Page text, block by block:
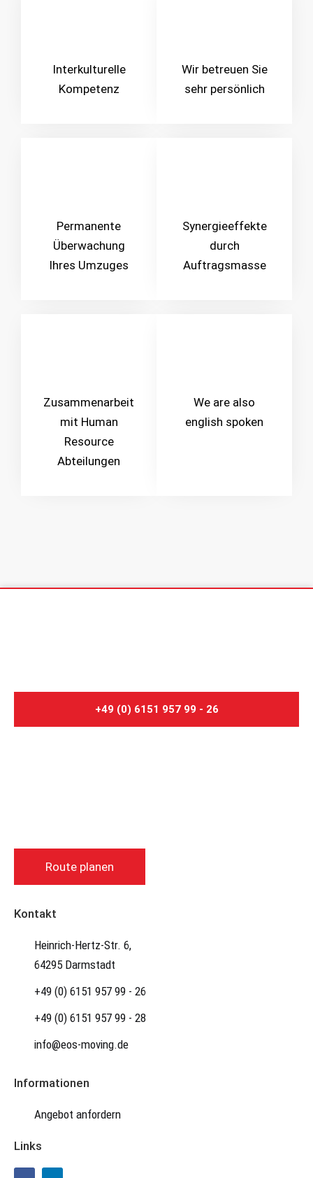
Interkulturelle
Kompetenz
Wir betreuen Sie
sehr persönlich
Permanente
Überwachung
Ihres Umzuges
Synergieeffekte
durch
Auftragsmasse
Zusammenarbeit
mit Human
Resource
Abteilungen
We are also
english spoken
+49 (0) 6151 957 99 - 26
Route planen
Kontakt
Heinrich-Hertz-Str. 6,
64295 Darmstadt
+49 (0) 6151 957 99 - 26
+49 (0) 6151 957 99 - 28
info@eos-moving.de
Informationen
Angebot anfordern
Links
F L